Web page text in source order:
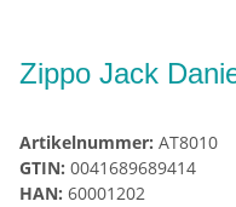
Zippo Jack
Artikelnummer: AT8010
GTIN: 0041689689414
HAN: 60001202